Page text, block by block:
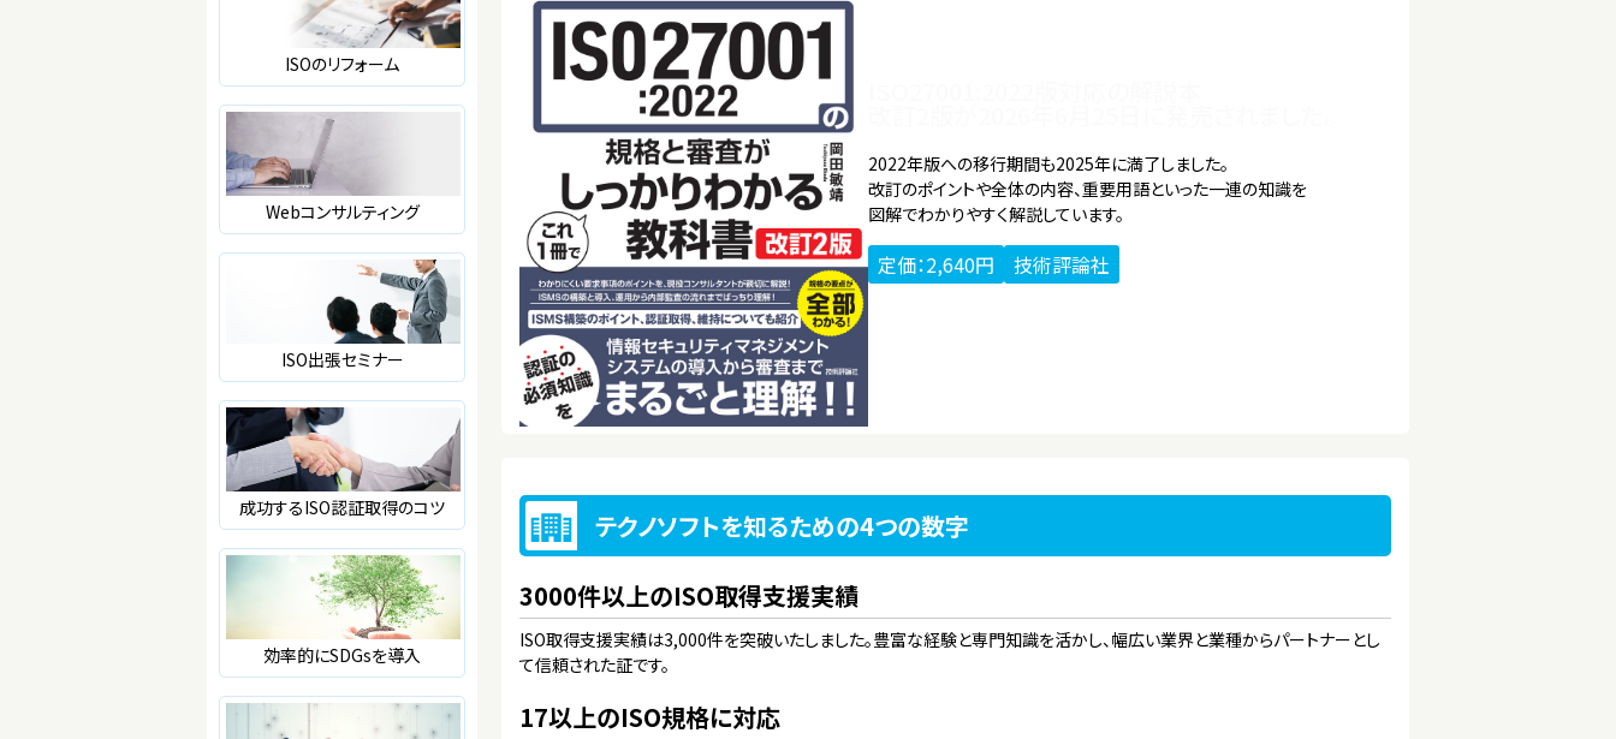
ISOのリフォーム
Webコンサルティング
ISO出張セミナー
成功するISO認証取得のコツ
効率的にSDGsを導入
2022年版への移行期間も2025年に満了しました。
改訂のポイントや全体の内容、重要用語といった一連の知識を
図解でわかりやすく解説しています。
定価：2,640円 技術評論社
テクノソフトを知るための4つの数字
3000件以上のISO取得支援実績
ISO取得支援実績は3,000件を突破いたしました。豊富な経験と専門知識を活かし、幅広い業界と業種からパートナーとし
て信頼された証です。
17以上のISO規格に対応